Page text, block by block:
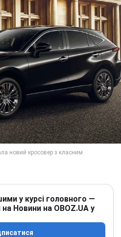
у курсі головного —
на Новини на OBOZ.UA у